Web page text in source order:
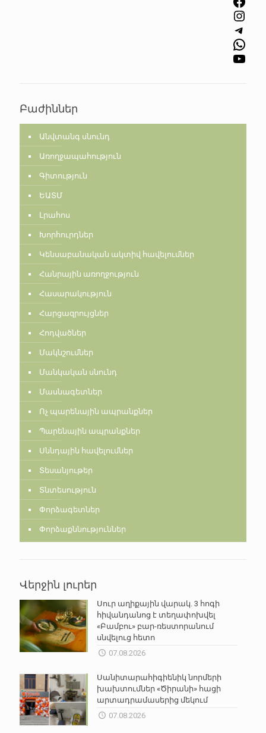
Instagram
Telegram
WhatsApp
YouTube
Բաժիններ
Անվտանգ սնունդ
Առողջապահություն
Գիտություն
ԵԱՏՄ
Լրահոս
Խորհուրդներ
Կենսաբանական ակտիվ հավելումներ
Հանրային առողջություն
Հասարակություն
Հարցազրույցներ
Հոդվածներ
Մակնշումներ
Մանկական սնունդ
Մասնագետներ
Ոչ պարենային ապրանքներ
Պարենային ապրանքներ
Սննդային հավելումներ
Տեսանյութեր
Տնտեսություն
Փորձագետներ
Փորձաքննություններ
Վերջին լուրեր
Սուր աղիքային վարակ. 3 հոգի
հիվանդանոց է տեղափոխվել
«Բամբու» բար-ռեստորանում
սնվելուց հետո
07.08.2026
Սանիտարահիգիենիկ նորմերի
խախտումներ «Ծիրանի» հացի
արտադրամասերից մեկում
07.08.2026